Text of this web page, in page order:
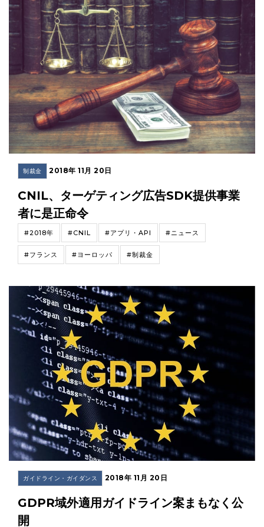
制裁金 2018年 11月 20日
CNIL、ターゲティング広告SDK提供事業
者に是正命令
#2018年 #CNIL #アプリ・API #ニュース
#フランス #ヨーロッパ #制裁金
ガイドライン・ガイダンス 2018年 11月 20日
GDPR域外適用ガイドライン案まもなく公
開